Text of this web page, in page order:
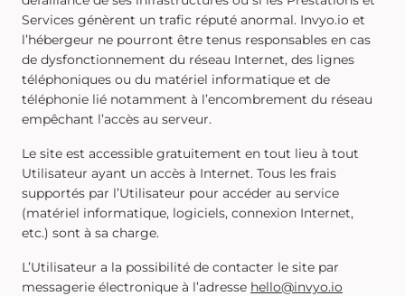
Services génèrent un trafic réputé anormal. Invyo.io et
l’hébergeur ne pourront être tenus responsables en cas
de dysfonctionnement du réseau Internet, des lignes
téléphoniques ou du matériel informatique et de
téléphonie lié notamment à l’encombrement du réseau
empêchant l’accès au serveur.
Le site est accessible gratuitement en tout lieu à tout
Utilisateur ayant un accès à Internet. Tous les frais
supportés par l’Utilisateur pour accéder au service
(matériel informatique, logiciels, connexion Internet,
etc.) sont à sa charge.
L’Utilisateur a la possibilité de contacter le site par
messagerie électronique à l’adresse hello@invyo.io